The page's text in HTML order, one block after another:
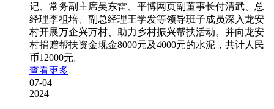
记、常务副主席吴东雷、平博网页副董事长付清武、总
经理李祖培、副总经理王学发等领导班子成员深入龙安
村开展万企兴万村、助力乡村振兴帮扶活动。并向龙安
村捐赠帮扶资金现金8000元及4000元的水泥，共计人民
币12000元。
查看更多
07-04
2024